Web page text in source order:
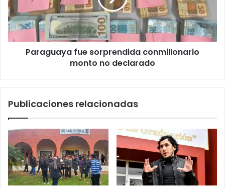
Paraguaya fue sorprendida conmillonario
monto no declarado
Publicaciones relacionadas